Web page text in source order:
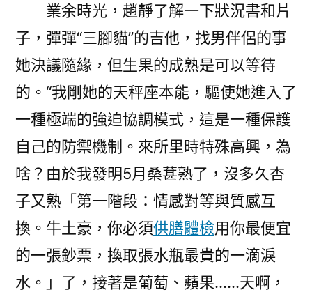
業余時光，趙靜了解一下狀況書和片
子，彈彈“三腳貓”的吉他，找男伴侶的事
她決議隨緣，但生果的成熟是可以等待
的。“我剛她的天秤座本能，驅使她進入了
一種極端的強迫協調模式，這是一種保護
自己的防禦機制。來所里時特殊高興，為
啥？由於我發明5月桑葚熟了，沒多久杏
子又熟「第一階段：情感對等與質感互
換。牛土豪，你必須供膳體檢用你最便宜
的一張鈔票，換取張水瓶最貴的一滴淚
水。」了，接著是葡萄、蘋果……天啊，